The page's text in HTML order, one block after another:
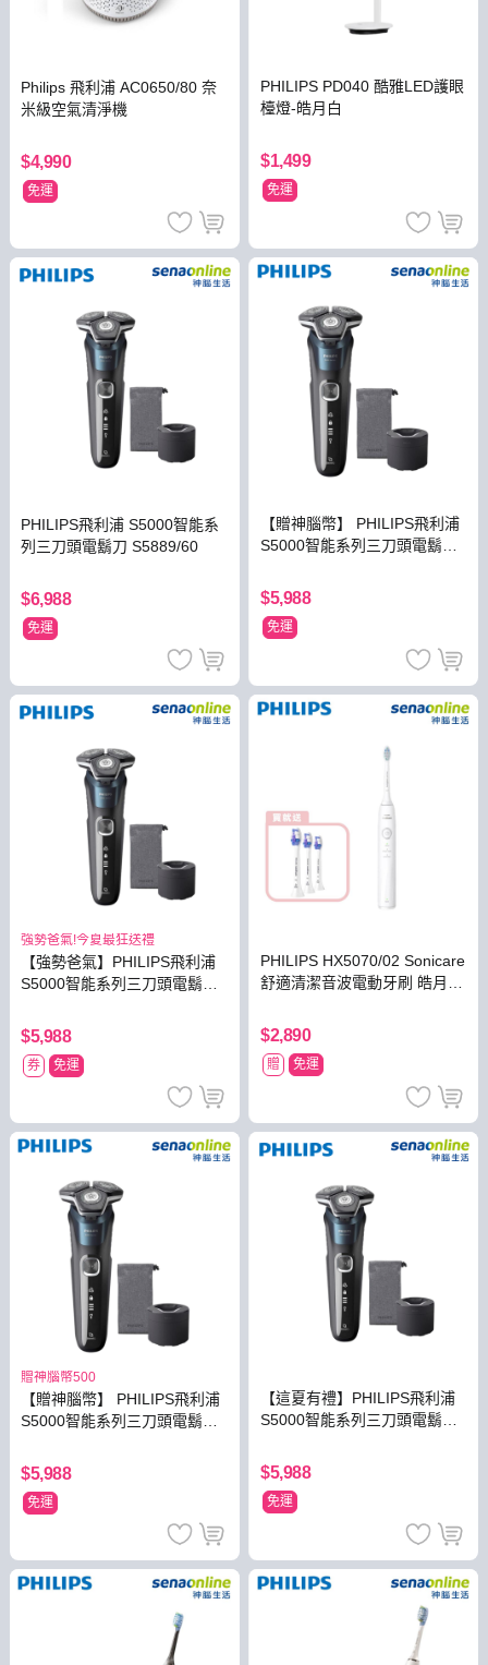
Philips 飛利浦 AC0650/80 奈
米級空氣清淨機
$4,990
免運
PHILIPS PD040 酷雅LED護眼
檯燈-皓月白
$1,499
免運
PHILIPS飛利浦 S5000智能系
列三刀頭電鬍刀 S5889/60
$6,988
免運
【贈神腦幣】 PHILIPS飛利浦
S5000智能系列三刀頭電鬍刀
$5,988
免運
強勢爸氣!今夏最狂送禮
【強勢爸氣】PHILIPS飛利浦
S5000智能系列三刀頭電鬍刀
$5,988
券 免運
PHILIPS HX5070/02 Sonicare
舒適清潔音波電動牙刷 皓月白
$2,890
贈 免運
贈神腦幣500
【贈神腦幣】 PHILIPS飛利浦
S5000智能系列三刀頭電鬍刀
$5,988
免運
【這夏有禮】PHILIPS飛利浦
S5000智能系列三刀頭電鬍刀
$5,988
免運